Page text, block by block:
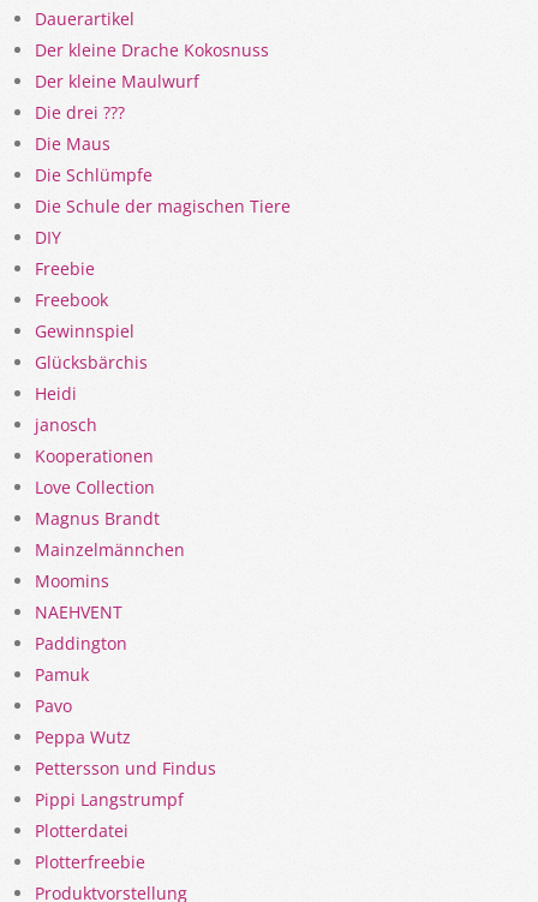
Dauerartikel
Der kleine Drache Kokosnuss
Der kleine Maulwurf
Die drei ???
Die Maus
Die Schlümpfe
Die Schule der magischen Tiere
DIY
Freebie
Freebook
Gewinnspiel
Glücksbärchis
Heidi
janosch
Kooperationen
Love Collection
Magnus Brandt
Mainzelmännchen
Moomins
NAEHVENT
Paddington
Pamuk
Pavo
Peppa Wutz
Pettersson und Findus
Pippi Langstrumpf
Plotterdatei
Plotterfreebie
Produktvorstellung